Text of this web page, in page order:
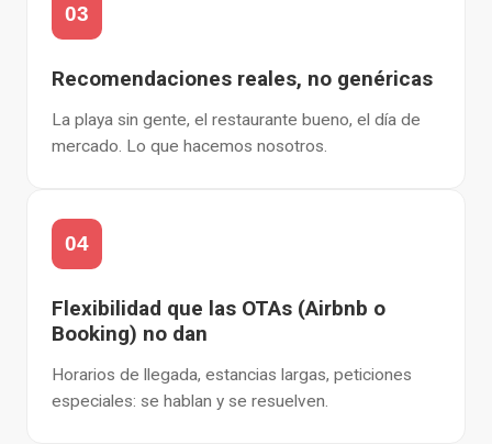
03
Recomendaciones reales, no genéricas
La playa sin gente, el restaurante bueno, el día de
mercado. Lo que hacemos nosotros.
04
Flexibilidad que las OTAs (Airbnb o
Booking) no dan
Horarios de llegada, estancias largas, peticiones
especiales: se hablan y se resuelven.